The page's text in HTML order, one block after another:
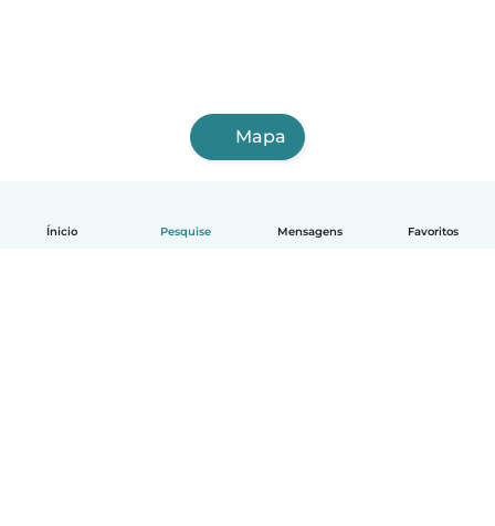
Ínicio Pesquise Mensagens Favoritos
Mapa